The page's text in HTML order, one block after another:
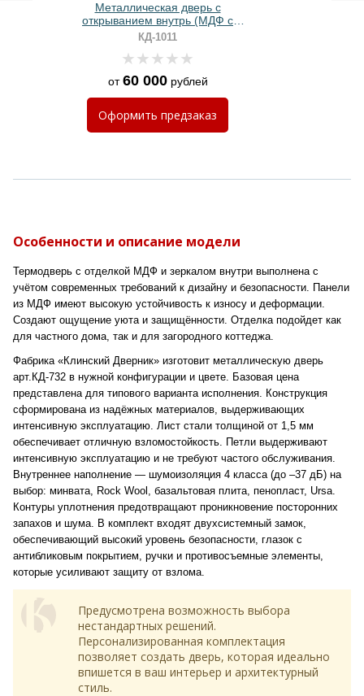
Металлическая дверь с
открыванием внутрь (МДФ с
зеркалом)
КД-1011
от60 000рублей
Оформить предзаказ
Особенности и описание модели
Термодверь с отделкой МДФ и зеркалом внутри выполнена с
учётом современных требований к дизайну и безопасности. Панели
из МДФ имеют высокую устойчивость к износу и деформации.
Создают ощущение уюта и защищённости. Отделка подойдет как
для частного дома, так и для загородного коттеджа.
Фабрика «Клинский Дверник» изготовит металлическую дверь
арт.КД-732 в нужной конфигурации и цвете. Базовая цена
представлена для типового варианта исполнения. Конструкция
сформирована из надёжных материалов, выдерживающих
интенсивную эксплуатацию. Лист стали толщиной от 1,5 мм
обеспечивает отличную взломостойкость. Петли выдерживают
интенсивную эксплуатацию и не требуют частого обслуживания.
Внутреннее наполнение — шумоизоляция 4 класса (до –37 дБ) на
выбор: минвата, Rock Wool, базальтовая плита, пенопласт, Ursa.
Контуры уплотнения предотвращают проникновение посторонних
запахов и шума. В комплект входят двухсистемный замок,
обеспечивающий высокий уровень безопасности, глазок с
антибликовым покрытием, ручки и противосъемные элементы,
которые усиливают защиту от взлома.
Предусмотрена возможность выбора
нестандартных решений.
Персонализированная комплектация
позволяет создать дверь, которая идеально
впишется в ваш интерьер и архитектурный
стиль.